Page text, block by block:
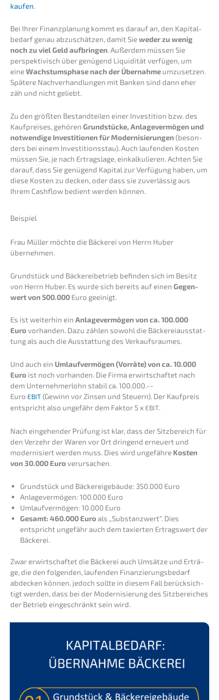
kaufen
Bei Ihrer Finanz­pla­nung kommt es darauf an, den Kapital­
be­darf genau abzuschät­zen, damit Sieweder zu wenig
noch zu viel Geld aufbrin­gen. Außer­dem müssen Sie
perspek­ti­visch über genügend Liqui­di­tät verfü­gen, um
eineWachs­tums­pha­se nach der Übernah­me umzuset­zen.
Späte­re Nachver­hand­lun­gen mit Banken sind dann eher
zäh und nicht geliebt.
Zu den größten Bestand­tei­len einer Inves­ti­ti­on bzw. des
Kaufprei­ses, gehören Grund­stü­cke, Anlage­ver­mö­gen und
notwen­di­ge Inves­ti­tio­nen für Moder­ni­sie­run­gen (beson­
ders bei einem Inves­ti­ti­ons­stau). Auch laufen­den Kosten
müssen Sie, je nach Ertrags­la­ge, einkal­ku­lie­ren. Achten Sie
darauf, dass Sie genügend Kapital zur Verfü­gung haben, um
diese Kosten zu decken, oder dass sie zuver­läs­sig aus
Ihrem Cashflow bedient werden können.
Beispiel
Frau Müller möchte die Bäcke­rei von Herrn Huber
übernehmen.
Grund­stück und Bäcke­rei­be­trieb befin­den sich im Besitz
von Herrn Huber. Es wurde sich bereits auf einen Gegen­
wert von 500.000 Euro geeinigt.
Es ist weiter­hin ein Anlage­ver­mö­gen von ca. 100.000
Eurovorhan­den. Dazu zählen sowohl die Bäcke­rei­aus­stat­
tung als auch die Ausstat­tung des Verkaufsraumes.
Und auch ein Umlauf­ver­mö­gen (Vorrä­te) von ca. 10.000
Euro ist noch vorhan­den. Die Firma erwirt­schaf­tet nach
dem Unter­neh­mer­lohn stabil ca. 100.000.--
Euro EBIT (Gewinn vor Zinsen und Steuern). Der Kaufpreis
entspricht also ungefähr dem Faktor 5 x EBIT.
Nach einge­hen­der Prüfung ist klar, dass der Sitzbe­reich für
den Verzehr der Waren vor Ort dringend erneu­ert und
moder­ni­siert werden muss. Dies wird ungefäh­re Kosten
von 30.000 Euroverursachen.
Grund­stück und Bäckerei­ge­bäu­de: 350.000 Euro
Anlage­ver­mö­gen: 100.000 Euro
Umlauf­ver­mö­gen: 10.000 Euro
Gesamt: 460.000 Euroals „Substanz­wert“. Dies
entspricht ungefähr auch dem taxier­ten Ertrags­wert der
Bäckerei.
Zwar erwirt­schaf­tet die Bäcke­rei auch Umsät­ze und Erträ­
ge, die den folgen­den, laufen­den Finan­zie­rungs­be­darf
abdecken können, jedoch sollte in diesem Fall berück­sich­
tigt werden, dass bei der Moder­ni­sie­rung des Sitzbe­rei­ches
der Betrieb einge­schränkt sein wird.